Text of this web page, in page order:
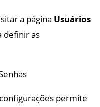
a página Usuários
definir as
permite